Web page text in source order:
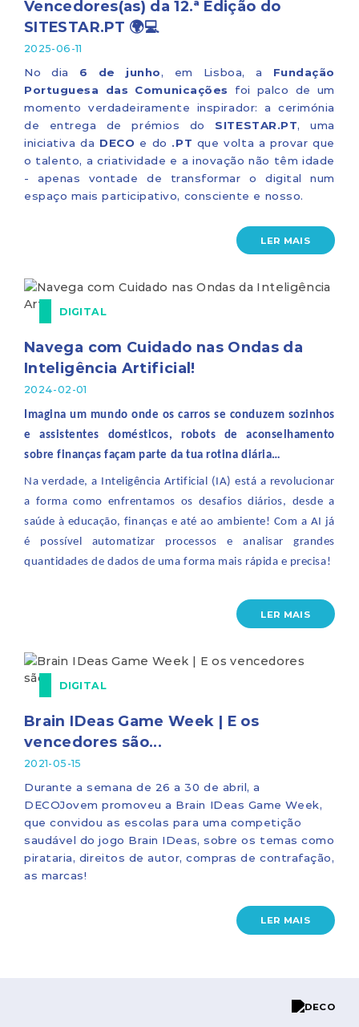
Vencedores(as) da 12.ª Edição do
SITESTAR.PT 🌍💻
2025-06-11
No dia 6 de junho, em Lisboa, a Fundação
Portuguesa das Comunicações
foi palco de um
momento verdadeiramente inspirador: a cerimónia
de entrega de prémios do SITESTAR.PT, uma
iniciativa da DECO e do .PT que volta a provar que
o talento, a criatividade e a inovação não têm idade
- apenas vontade de transformar o digital num
espaço mais participativo, consciente e nosso.
LER MAIS
DIGITAL
Navega com Cuidado nas Ondas da
Inteligência Artificial!
2024-02-01
Imagina um mundo onde os carros se conduzem sozinhos
e assistentes domésticos, robots de aconselhamento
sobre finanças façam parte da tua rotina diária…
Na verdade, a Inteligência Artificial (IA) está a revolucionar
a forma como enfrentamos os desafios diários, desde a
saúde à educação, finanças e até ao ambiente! Com a AI já
é possível automatizar processos e analisar grandes
quantidades de dados de uma forma mais rápida e precisa!
LER MAIS
DIGITAL
Brain IDeas Game Week | E os
vencedores são...
2021-05-15
Durante a semana de 26 a 30 de abril, a
DECOJovem promoveu a Brain IDeas Game Week,
que convidou as escolas para uma competição
saudável do jogo Brain IDeas, sobre os temas como
pirataria, direitos de autor, compras de contrafação,
as marcas!
LER MAIS